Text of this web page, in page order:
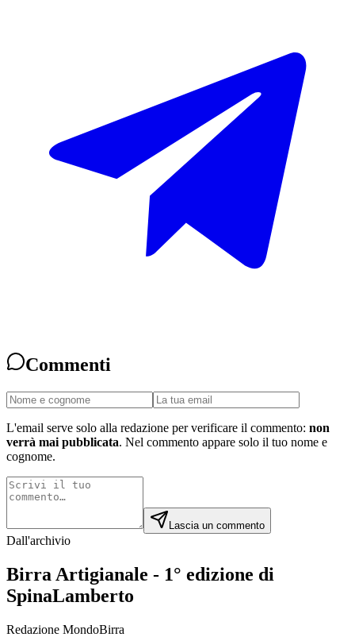
Commenti
L'email serve solo alla redazione per verificare il commento: non
verrà mai pubblicata. Nel commento appare solo il tuo nome e
cognome.
Lascia un commento
Dall'archivio
Birra Artigianale - 1° edizione di
SpinaLamberto
Redazione MondoBirra